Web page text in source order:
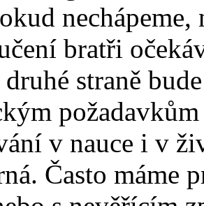
nechápeme,
bratři
straně
v nauce i v
Často máme